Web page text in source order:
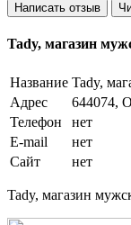
Написать отзыв
Tady, магазин
Название Tady,
Адрес
644074,
Телефон
нет
E-mail
нет
Сайт
нет
Tady, магазин